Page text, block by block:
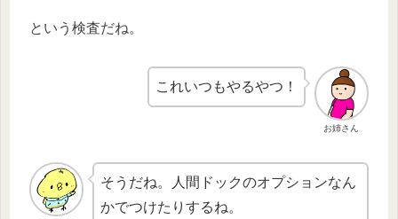
という検査だね。
お姉さん
これいつもやるやつ！
そうだね。人間ドックのオプションなん
かでつけたりするね。